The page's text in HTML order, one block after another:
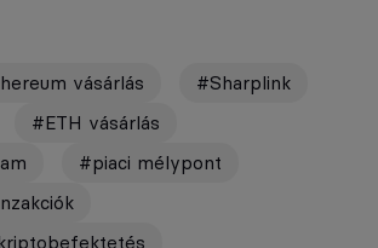
vásárlás
#Sharplink
#ETH vásárlás
#piaci mélypont